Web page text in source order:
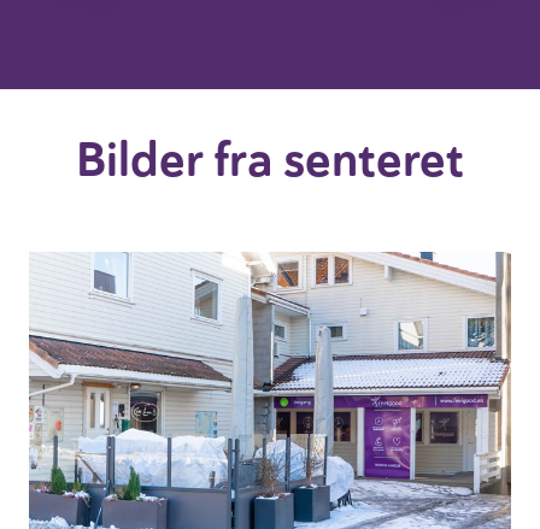
Bilder fra senteret